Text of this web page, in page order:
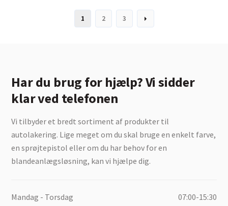
1 2 3
Har du brug for hjælp? Vi sidder
klar ved telefonen
Vi tilbyder et bredt sortiment af produkter til
autolakering. Lige meget om du skal bruge en enkelt farve,
en sprøjtepistol eller om du har behov for en
blandeanlægsløsning, kan vi hjælpe dig.
Mandag - Torsdag 07:00-15:30